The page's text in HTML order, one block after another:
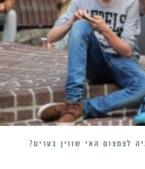
לצמצום האי שווין בערים?